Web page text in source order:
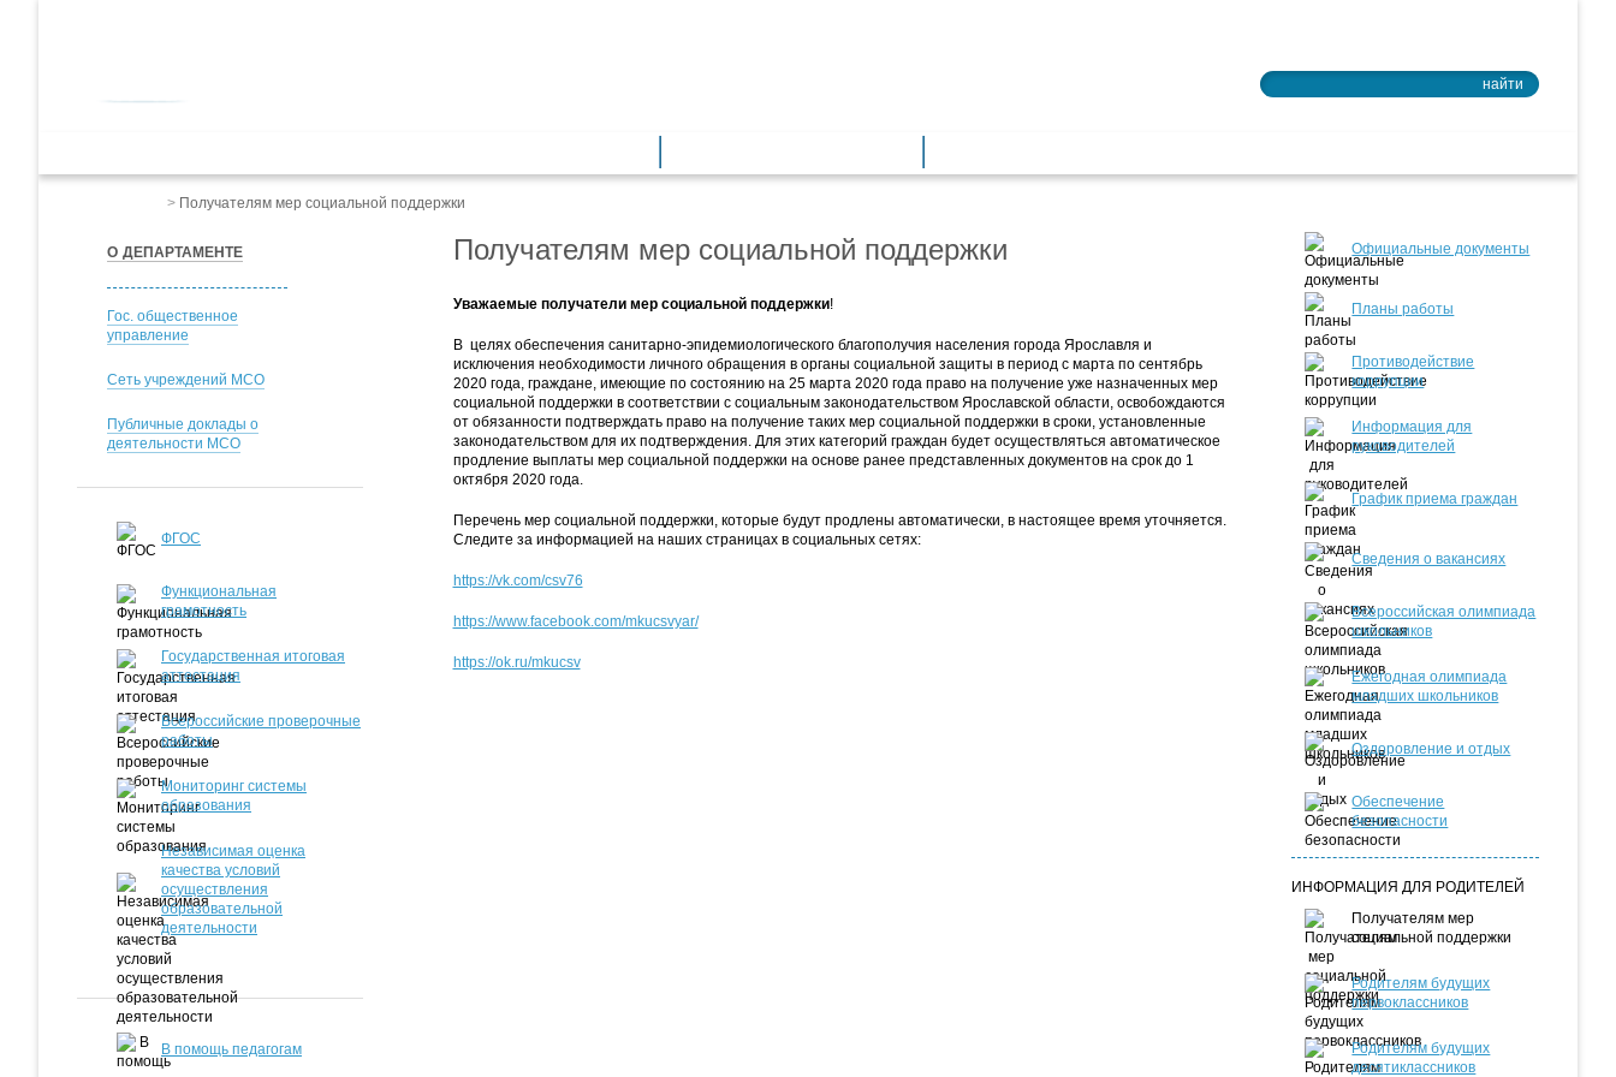
найти
> Получателям мер социальной поддержки
Получателям мер социальной поддержки
Уважаемые получатели мер социальной поддержки!
В целях обеспечения санитарно-эпидемиологического благополучия населения города Ярославля и
исключения необходимости личного обращения в органы социальной защиты в период с марта по сентябрь
2020 года, граждане, имеющие по состоянию на 25 марта 2020 года право на получение уже назначенных мер
социальной поддержки в соответствии с социальным законодательством Ярославской области, освобождаются
от обязанности подтверждать право на получение таких мер социальной поддержки в сроки, установленные
законодательством для их подтверждения. Для этих категорий граждан будет осуществляться автоматическое
продление выплаты мер социальной поддержки на основе ранее представленных документов на срок до 1
октября 2020 года.
Перечень мер социальной поддержки, которые будут продлены автоматически, в настоящее время уточняется.
Следите за информацией на наших страницах в социальных сетях:
https://vk.com/csv76
https://www.facebook.com/mkucsvyar/
https://ok.ru/mkucsv
О ДЕПАРТАМЕНТЕ
Гос. общественное
управление
Сеть учреждений МСО
Публичные доклады о
деятельности МСО
ФГОС
Функциональная
грамотность
Государственная итоговая
аттестация
Всероссийские проверочные
работы
Мониторинг системы
образования
Независимая оценка
качества условий
осуществления
образовательной
деятельности
В помощь педагогам
Официальные документы
Планы работы
Противодействие
коррупции
Информация для
руководителей
График приема граждан
Сведения о вакансиях
Всероссийская олимпиада
школьников
Ежегодная олимпиада
младших школьников
Оздоровление и отдых
Обеспечение
безопасности
ИНФОРМАЦИЯ ДЛЯ РОДИТЕЛЕЙ
Получателям мер
социальной поддержки
Родителям будущих
первоклассников
Родителям будущих
десятиклассников